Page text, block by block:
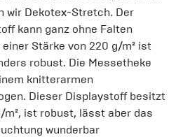
wir Dekotex-Stretch. Der
kann ganz ohne Falten
Stärke von 220 g/m² ist
robust. Die Messetheke
knitterarmen
Dieser Displaystoff besitzt
m², ist robust, lässt aber das
wunderbar